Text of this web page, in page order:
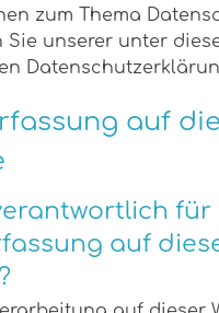
zum Thema
Sie unserer unter
auf
für
auf